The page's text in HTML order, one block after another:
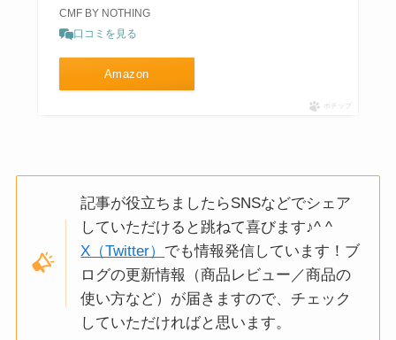
CMF BY NOTHING
口コミを見る
Amazon
ポチップ
記事が役立ちましたらSNSなどでシェア
していただけると跳ねて喜びます♪^ ^
X（Twitter） でも情報発信しています！ブ
ログの更新情報（商品レビュー／商品の
使い方など）が届きますので、チェック
していただければと思います。